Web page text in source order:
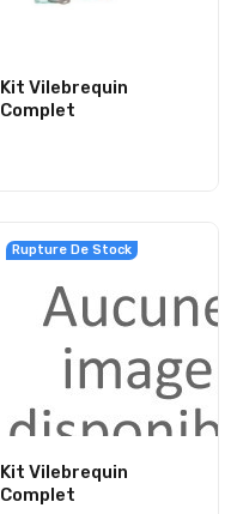
Kit Vilebrequin
Complet
Rupture De Stock
Kit Vilebrequin
Complet